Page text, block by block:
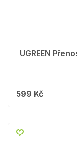
UGREEN
599 Kč